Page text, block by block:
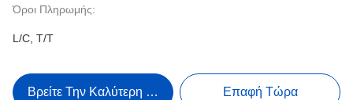
Όροι Πληρωμής:
L/C, T/T
Βρείτε Την Καλύτερη Τιμή Επαφή Τώρα